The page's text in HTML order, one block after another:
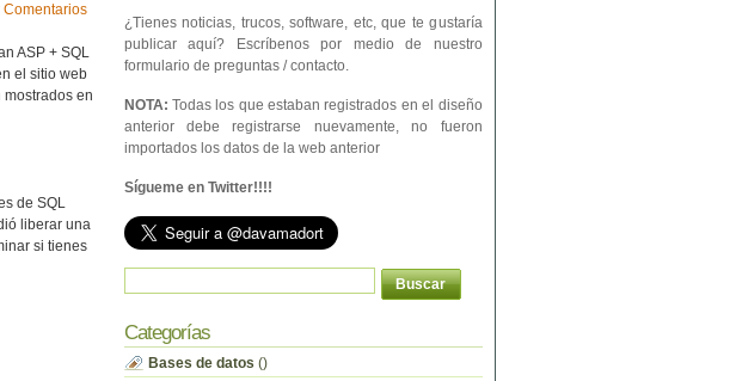
Comentarios
ASP + SQL
el sitio web
en
de SQL
liberar una
si tienes
¿Tienes noticias, trucos, software, etc, que te gustaría
publicar aquí? Escríbenos por medio de nuestro
formulario de preguntas / contacto.
NOTA: Todas los que estaban registrados en el diseño
anterior debe registrarse nuevamente, no fueron
importados los datos de la web anterior
Sígueme en Twitter!!!!
Categorías
Bases de datos ()